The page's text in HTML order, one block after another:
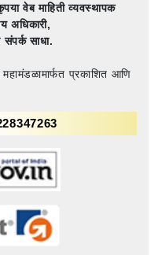
वेब माहिती व्यवस्थापक
अधिकारी,
संपर्क साधा.
प्रकाशित आणि